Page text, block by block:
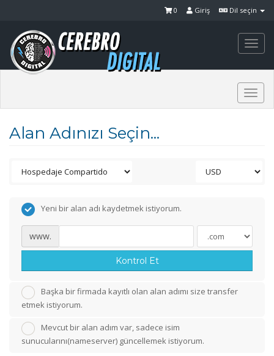
Dil seçin
Giriş
0
Alan Adınızı Seçin...
Yeni bir alan adı kaydetmek istiyorum.
www.
Kontrol Et
Başka bir firmada kayıtlı olan alan adımı size transfer
etmek istiyorum.
Mevcut bir alan adım var, sadece isim
sunucularını(nameserver) güncellemek istiyorum.